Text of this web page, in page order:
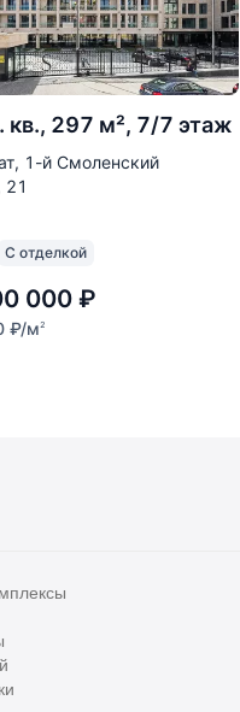
клиники
объекты
кв., 297 м², 7/7 этаж
1-й Смоленский
21
С отделкой
000 ₽
₽/м2